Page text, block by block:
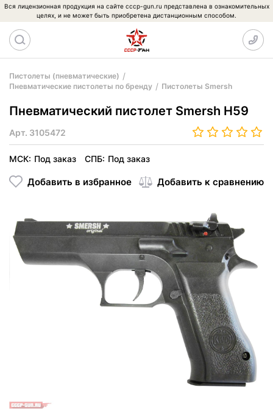
Вся лицензионная продукция на сайте cccp-gun.ru представлена в ознакомительных
целях, и не может быть приобретена дистанционным способом.
Пистолеты (пневматические)
Пневматические пистолеты по бренду
Пистолеты Smersh
Пневматический пистолет Smersh H59
Арт. 3105472
МСК: Под заказ СПБ: Под заказ
Добавить в избранное Добавить к сравнению